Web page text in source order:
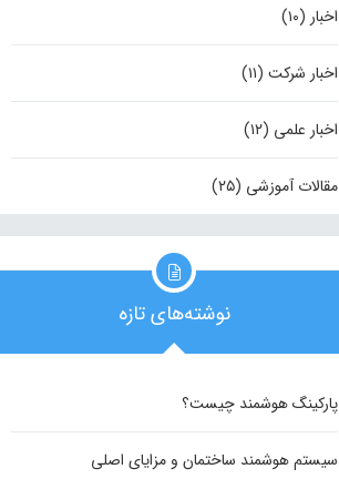
اخبار (۱۰)
اخبار شرکت (۱۱)
اخبار علمی (۱۲)
مقالات آموزشی (۲۵)
نوشته‌های تازه
پارکینگ هوشمند چیست؟
سیستم هوشمند ساختمان و مزایای اصلی